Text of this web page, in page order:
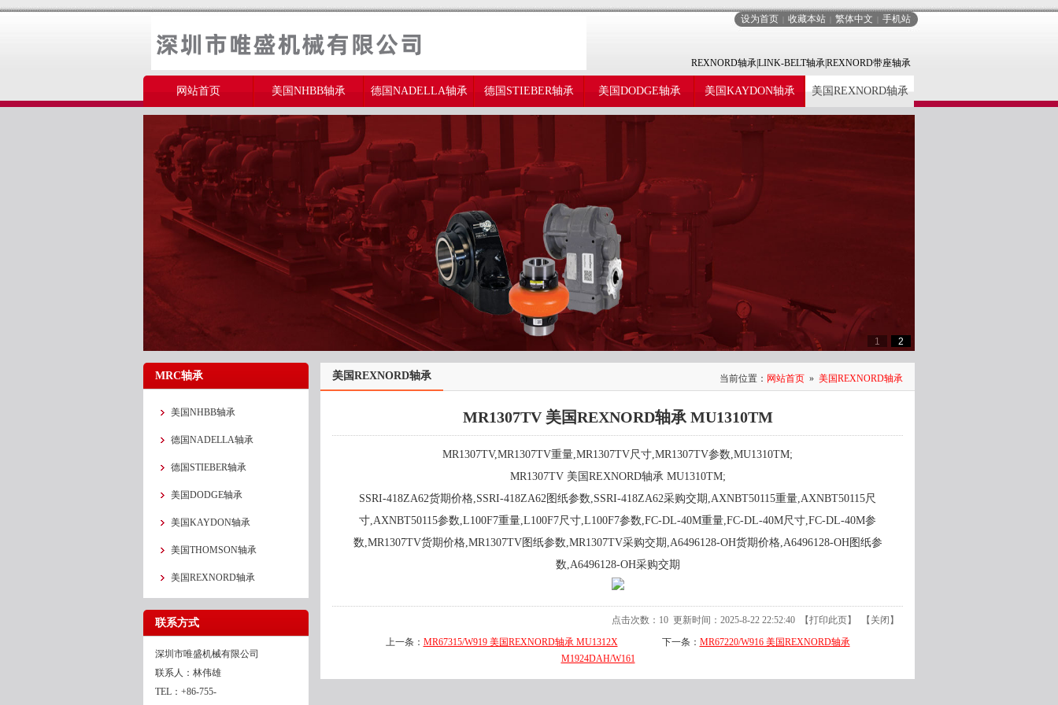
设为首页 收藏本站 繁体中文 手机站
REXNORD轴承|LINK-BELT轴承|REXNORD带座轴承
网站首页 美国NHBB轴承 德国NADELLA轴承 德国STIEBER轴承 美国DODGE轴承 美国KAYDON轴承 美国REXNORD轴承
美国THOMSON轴承
1 2
MRC轴承
美国NHBB轴承
德国NADELLA轴承
德国STIEBER轴承
美国DODGE轴承
美国KAYDON轴承
美国THOMSON轴承
美国REXNORD轴承
联系方式
深圳市唯盛机械有限公司
联系人：林伟雄
TEL：+86-755-
当前位置： 网站首页 » 美国REXNORD轴承
美国REXNORD轴承
MR1307TV 美国REXNORD轴承 MU1310TM
MR1307TV,MR1307TV重量,MR1307TV尺寸,MR1307TV参数,MU1310TM;
MR1307TV 美国REXNORD轴承 MU1310TM;
SSRI-418ZA62货期价格,SSRI-418ZA62图纸参数,SSRI-418ZA62采购交期,AXNBT50115重量,AXNBT50115尺
寸,AXNBT50115参数,L100F7重量,L100F7尺寸,L100F7参数,FC-DL-40M重量,FC-DL-40M尺寸,FC-DL-40M参
数,MR1307TV货期价格,MR1307TV图纸参数,MR1307TV采购交期,A6496128-OH货期价格,A6496128-OH图纸参
数,A6496128-OH采购交期
点击次数： 10 更新时间：2025-8-22 22:52:40 【打印此页】 【 关闭 】
上一条： MR67315/W919 美国REXNORD轴承 MU1312X 下一条： MR67220/W916 美国REXNORD轴承
M1924DAH/W161